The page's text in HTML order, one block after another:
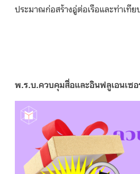
ประมาณก่อสร้างอู่ต่อเรือและท่าเทีย
พ.ร.บ.ควบคุมสื่อและอินฟลูเอนเซ